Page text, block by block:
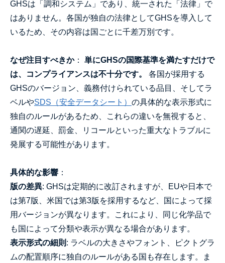
GHSは「調和システム」であり、統一された「法律」で
はありません。各国が独自の法律としてGHSを導入して
いるため、その内容は国ごとに千差万別です。
なぜ注目すべきか： 単にGHSの国際基準を満たすだけで
は、コンプライアンスは不十分です。
各国が採用する
GHSのバージョン、義務付けられている品目、そしてラ
ベルやSDS（安全データシート） の具体的な表示形式に
独自のルールがあるため、これらの違いを無視すると、
通関の遅延、罰金、リコールといった重大なトラブルに
発展する可能性があります。
具体的な影響 ：
版の差異: GHSは定期的に改訂されますが、EUや日本で
は第7版、米国では第3版を採用するなど、国によって採
用バージョンが異なります。これにより、同じ化学品で
も国によって分類や表示が異なる場合があります。
表示形式の細則 : ラベルの大きさやフォント、ピクトグラ
ムの配置順序に独自のルールがある国も存在します。ま